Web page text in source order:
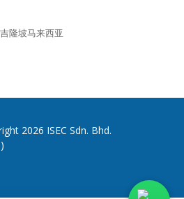
隆坡马来西亚
2026 ISEC Sdn. Bhd.